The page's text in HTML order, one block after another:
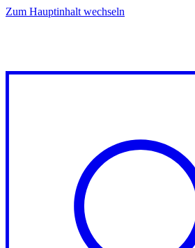
Zum Hauptinhalt wechseln